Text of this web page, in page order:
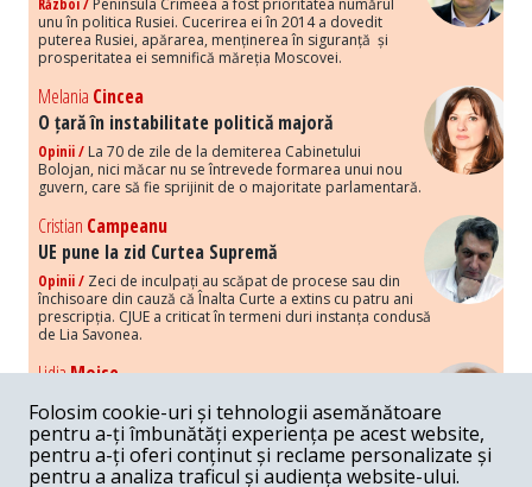
Război / Peninsula Crimeea a fost prioritatea numărul
unu în politica Rusiei. Cucerirea ei în 2014 a dovedit
puterea Rusiei, apărarea, menținerea în siguranță și
prosperitatea ei semnifică măreția Moscovei.
Melania Cincea
O țară în instabilitate politică majoră
Opinii / La 70 de zile de la demiterea Cabinetului
Bolojan, nici măcar nu se întrevede formarea unui nou
guvern, care să fie sprijinit de o majoritate parlamentară.
Cristian Campeanu
UE pune la zid Curtea Supremă
Opinii / Zeci de inculpați au scăpat de procese sau din
închisoare din cauză că Înalta Curte a extins cu patru ani
prescripția. CJUE a criticat în termeni duri instanța condusă
de Lia Savonea.
LidiaMoise
Costurile economice ale haosului politic
Opinii / Economia nu poate rezista cu retorica falsă a
susținerii intereselor poporului, care, de fapt, ascunde
obsesia menținerii privilegiilor și a averilor unor caste.
Folosim cookie-uri și tehnologii asemănătoare
pentru a-ți îmbunătăți experiența pe acest website,
pentru a-ți oferi conținut și reclame personalizate și
pentru a analiza traficul și audiența website-ului.